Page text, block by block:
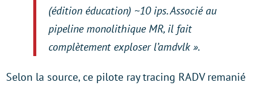
(édition éducation) ~10 ips. Associé au
pipeline monolithique MR, il fait
complètement exploser l’amdvlk ».
Selon la source, ce pilote ray tracing RADV remanié